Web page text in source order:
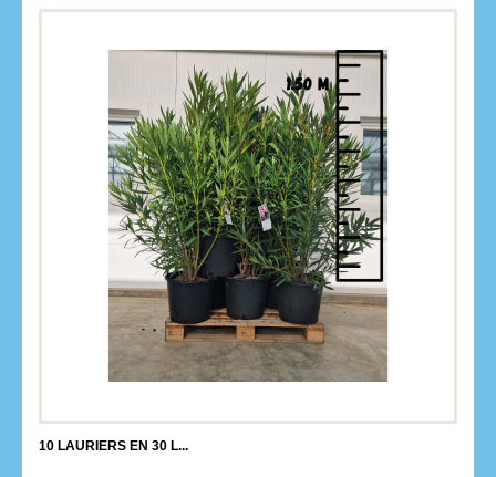
10 LAURIERS EN 30 L...